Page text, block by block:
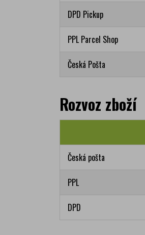
DPD Pickup
PPL Parcel Shop
Česká Pošta
Rozvoz zboží
Česká pošta
PPL
DPD